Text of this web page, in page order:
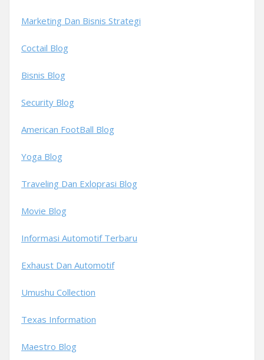
Marketing Dan Bisnis Strategi
Coctail Blog
Bisnis Blog
Security Blog
American FootBall Blog
Yoga Blog
Traveling Dan Exloprasi Blog
Movie Blog
Informasi Automotif Terbaru
Exhaust Dan Automotif
Umushu Collection
Texas Information
Maestro Blog